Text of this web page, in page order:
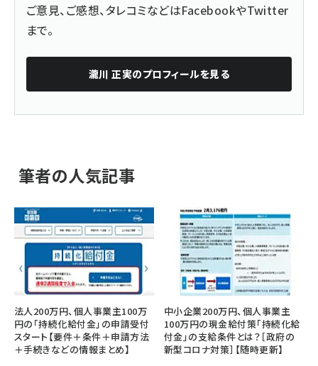
ご意見、ご感想、タレコミなどはFacebookやTwitter
まで。
瀧川 正実のプロフィールを見る
筆者の人気記事
法人200万円、個人事業主100万
円の「持続化給付金」の申請受付
スタート【要件＋条件＋申請方法
＋手続きなどの情報まとめ】
中小企業200万円、個人事業主
100万円の現金給付策「持続化給
付金」の支給条件とは？［政府の
新型コロナ対策］【随時更新】